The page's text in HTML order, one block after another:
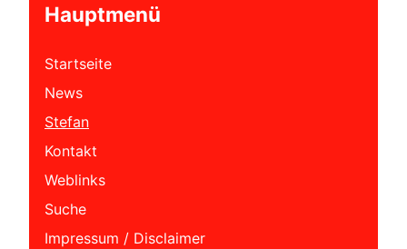
Hauptmenü
Startseite
News
Stefan
Kontakt
Weblinks
Suche
Impressum / Disclaimer